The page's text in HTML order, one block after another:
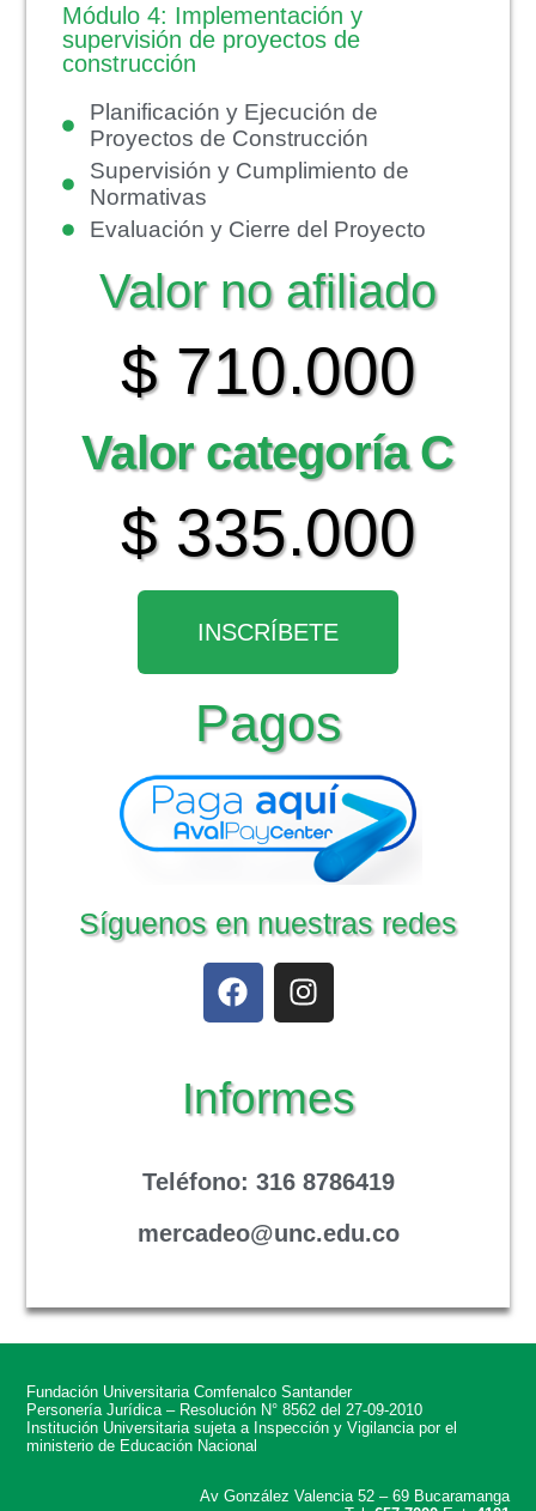
Módulo 4: Implementación y
supervisión de proyectos de
construcción
Planificación y Ejecución de
Proyectos de Construcción
Supervisión y Cumplimiento de
Normativas
Evaluación y Cierre del Proyecto
Valor no afiliado
$ 710.000
Valor categoría C
$ 335.000
INSCRÍBETE
Pagos
Síguenos en nuestras redes
Informes
Teléfono: 316 8786419
mercadeo@unc.edu.co
Fundación Universitaria Comfenalco Santander
Personería Jurídica – Resolución N° 8562 del 27-09-2010
Institución Universitaria sujeta a Inspección y Vigilancia por el
ministerio de Educación Nacional
Av González Valencia 52 – 69 Bucaramanga